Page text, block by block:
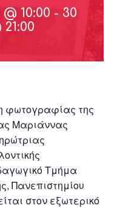
@ 10:00 - 30
21:00
φωτογραφίας της
Μαριάννας
Τμήμα
Πανεπιστημίου
στον εξωτερικό